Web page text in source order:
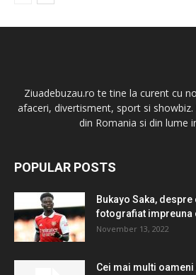
Ziuadebuzau.ro te tine la curent cu
afaceri, divertisment, sport si
din Romania si din lume
POPULAR POSTS
Bukayo Saka,
fotografiat impreuna
November 13, 2022
Cei mai multi